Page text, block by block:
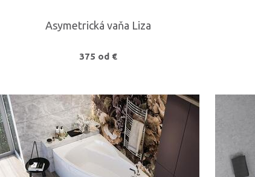
Asymetrická vaňa Liza
375 od €